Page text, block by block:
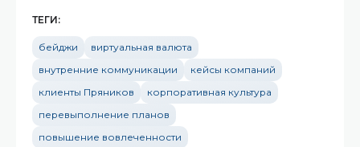
ТЕГИ:
бейджи
виртуальная валюта
внутренние коммуникации
кейсы компаний
клиенты Пряников
корпоративная культура
перевыполнение планов
повышение вовлеченности